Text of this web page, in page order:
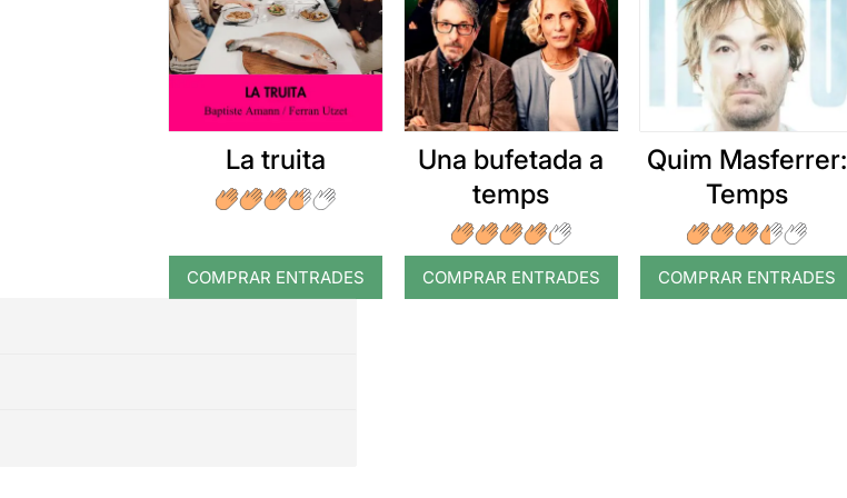
La truita
COMPRAR ENTRADES
Una bufetada a
temps
COMPRAR ENTRADES
Quim Masferrer:
Temps
COMPRAR ENTRADES